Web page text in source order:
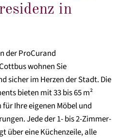
in
der ProCurand
wohnen Sie
sicher im Herzen der Stadt. Die
bieten mit 33 bis 65 m²
Ihre eigenen Möbel und
Jede der 1- bis 2-Zimmer-
über eine Küchenzeile, alle